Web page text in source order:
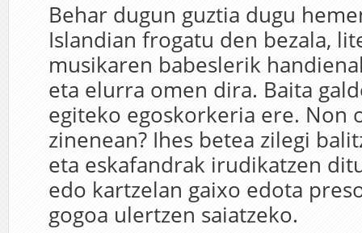
Behar dugun guztia dugu
Islandian frogatu den bezala,
musikaren babeslerik
eta elurra omen dira. Baita
egiteko egoskorkeria ere. Non
zinenean? Ihes betea zilegi
eta eskafandrak irudikatzen
edo kartzelan gaixo edota
gogoa ulertzen saiatzeko.